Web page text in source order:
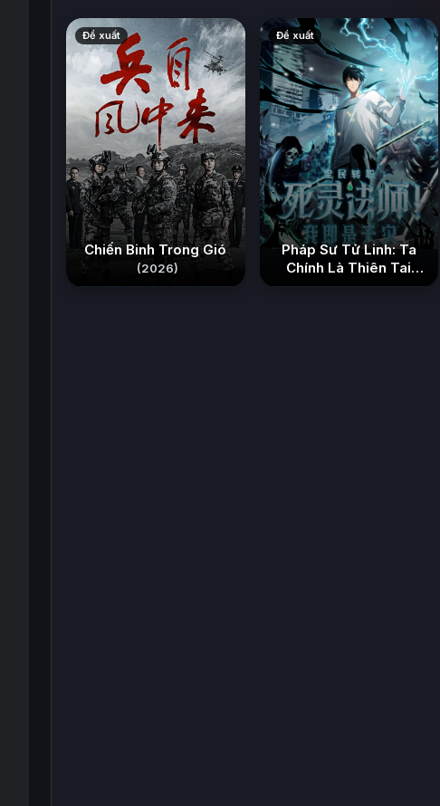
Đề xuất
Chiến Binh Trong Gió
(2026)
Đề xuất
Pháp Sư Tử Linh: Ta
Chính Là Thiên Tai
(2026)